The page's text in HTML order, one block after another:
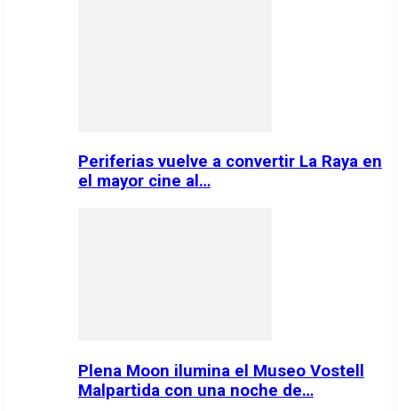
Periferias vuelve a convertir La Raya en
el mayor cine al…
Plena Moon ilumina el Museo Vostell
Malpartida con una noche de…